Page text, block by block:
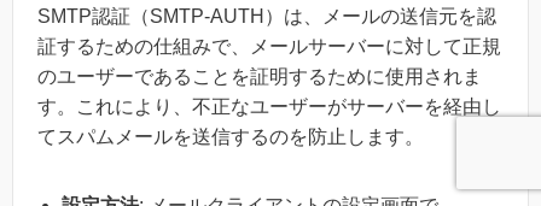
SMTP認証（SMTP-AUTH）は、メールの送信元を認
証するための仕組みで、メールサーバーに対して正規
のユーザーであることを証明するために使用されま
す。これにより、不正なユーザーがサーバーを経由し
てスパムメールを送信するのを防止します。